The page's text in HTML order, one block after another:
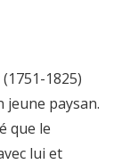
1825)
jeune paysan.
que le
lui et